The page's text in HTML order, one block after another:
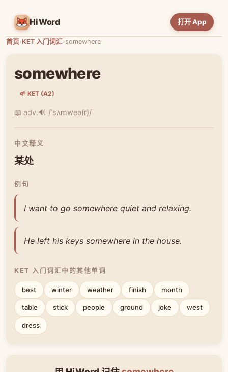
HiWord 打开 App
首页›KET 入门词汇›somewhere
somewhere
🌱 KET (A2)
📖 adv.🔊 /ˈsʌmweə(r)/
中文释义
某处
例句
I want to go somewhere quiet and relaxing.
He left his keys somewhere in the house.
KET 入门词汇中的其他单词
best winter weather finish month
table stick people ground joke west
dress